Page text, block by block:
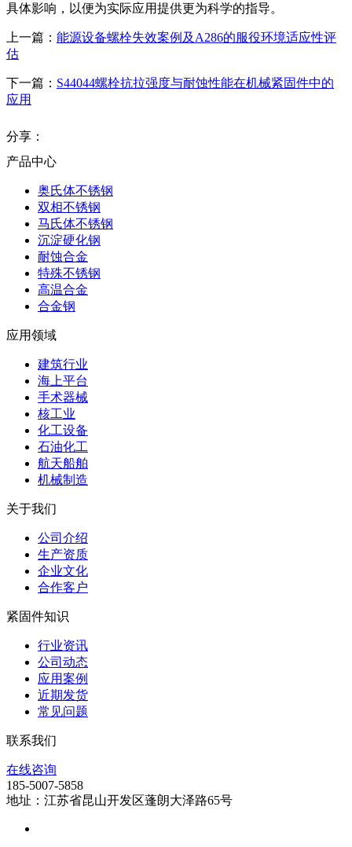
具体影响，以便为实际应用提供更为科学的指导。
上一篇： 能源设备螺栓失效案例及A286的服役环境适应性评
估
下一篇： S44044螺栓抗拉强度与耐蚀性能在机械紧固件中的
应用
分享：
产品中心
奥氏体不锈钢
双相不锈钢
马氏体不锈钢
沉淀硬化钢
耐蚀合金
特殊不锈钢
高温合金
合金钢
应用领域
建筑行业
海上平台
手术器械
核工业
化工设备
石油化工
航天船舶
机械制造
关于我们
公司介绍
生产资质
企业文化
合作客户
紧固件知识
行业资讯
公司动态
应用案例
近期发货
常见问题
联系我们
在线咨询
185-5007-5858
地址：江苏省昆山开发区蓬朗大泽路65号